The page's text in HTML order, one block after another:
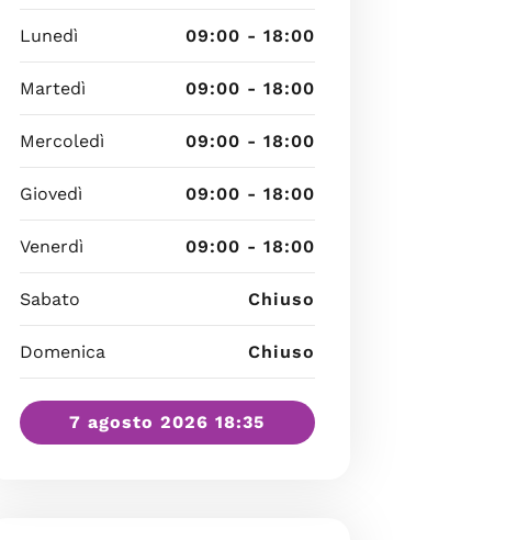
Lunedì 09:00 - 18:00
Martedì 09:00 - 18:00
Mercoledì 09:00 - 18:00
Giovedì 09:00 - 18:00
Venerdì 09:00 - 18:00
Sabato Chiuso
Domenica Chiuso
7 agosto 2026 18:35